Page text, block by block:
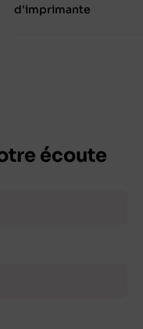
d'imprimante
écoute